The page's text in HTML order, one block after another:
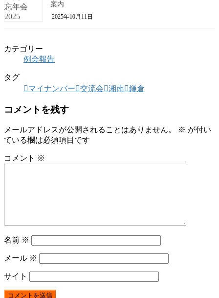
案内
2025年10月11日
カテゴリー
例会報告
タグ
マイナンバー
交流会 湘南 鎌倉
コメントを残す
メールアドレスが公開されることはありません。 ※ が付い
ている欄は必須項目です
コメント ※
名前 ※
メール ※
サイト